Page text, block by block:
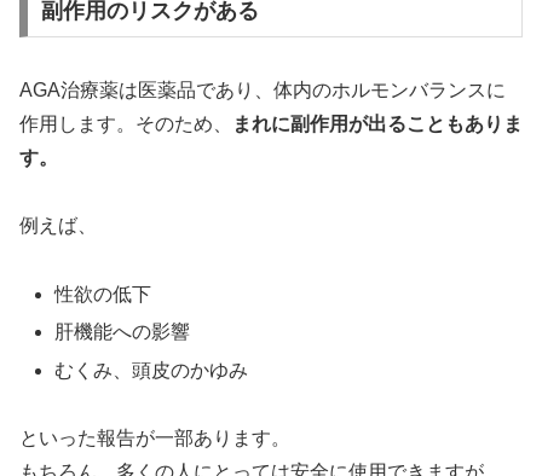
副作用のリスクがある
AGA治療薬は医薬品であり、体内のホルモンバランスに
作用します。そのため、
まれに副作用が出ることもありま
す。
例えば、
性欲の低下
肝機能への影響
むくみ、頭皮のかゆみ
といった報告が一部あります。